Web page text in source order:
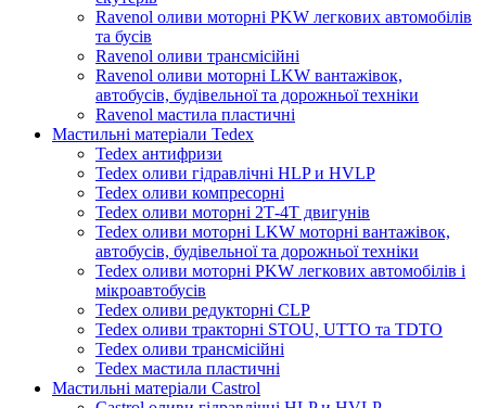
Ravenol оливи моторні PKW легкових автомобілів
та бусів
Ravenol оливи трансмісійні
Ravenol оливи моторні LKW вантажівок,
автобусів, будівельної та дорожньої техніки
Ravenol мастила пластичні
Мастильні матеріали Tedex
Tedex антифризи
Tedex оливи гідравлічні HLP и HVLP
Tedex оливи компресорні
Tedex оливи моторні 2Т-4Т двигунів
Tedex оливи моторні LKW моторні вантажівок,
автобусів, будівельної та дорожньої техніки
Tedex оливи моторні PKW легкових автомобілів і
мікроавтобусів
Tedex оливи редукторні CLP
Tedex оливи тракторні STOU, UTTO та TDTO
Tedex оливи трансмісійні
Tedex мастила пластичні
Мастильні матеріали Castrol